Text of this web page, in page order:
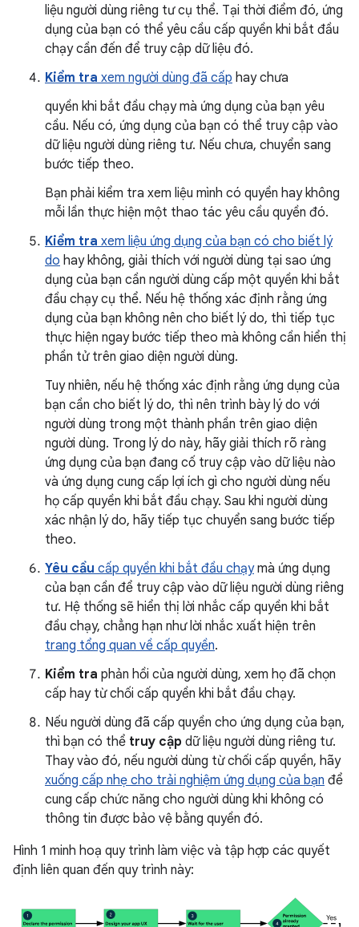
liệu người dùng riêng tư cụ thể. Tại thời điểm đó, ứng
dụng của bạn có thể yêu cầu cấp quyền khi bắt đầu
chạy cần đến để truy cập dữ liệu đó.
Kiểm tra xem người dùng đã cấp hay chưa
quyền khi bắt đầu chạy mà ứng dụng của bạn yêu
cầu. Nếu có, ứng dụng của bạn có thể truy cập vào
dữ liệu người dùng riêng tư. Nếu chưa, chuyển sang
bước tiếp theo.
Bạn phải kiểm tra xem liệu mình có quyền hay không
mỗi lần thực hiện một thao tác yêu cầu quyền đó.
Kiểm tra xem liệu ứng dụng của bạn có cho biết lý
do hay không, giải thích với người dùng tại sao ứng
dụng của bạn cần người dùng cấp một quyền khi bắt
đầu chạy cụ thể. Nếu hệ thống xác định rằng ứng
dụng của bạn không nên cho biết lý do, thì tiếp tục
thực hiện ngay bước tiếp theo mà không cần hiển thị
phần tử trên giao diện người dùng.
Tuy nhiên, nếu hệ thống xác định rằng ứng dụng của
bạn cần cho biết lý do, thì nên trình bày lý do với
người dùng trong một thành phần trên giao diện
người dùng. Trong lý do này, hãy giải thích rõ ràng
ứng dụng của bạn đang cố truy cập vào dữ liệu nào
và ứng dụng cung cấp lợi ích gì cho người dùng nếu
họ cấp quyền khi bắt đầu chạy. Sau khi người dùng
xác nhận lý do, hãy tiếp tục chuyển sang bước tiếp
theo.
Yêu cầu cấp quyền khi bắt đầu chạymà ứng dụng
của bạn cần để truy cập vào dữ liệu người dùng riêng
tư. Hệ thống sẽ hiển thị lời nhắc cấp quyền khi bắt
đầu chạy, chẳng hạn như lời nhắc xuất hiện trên
trang tổng quan về cấp quyền.
Kiểm tra phản hồi của người dùng, xem họ đã chọn
cấp hay từ chối cấp quyền khi bắt đầu chạy.
Nếu người dùng đã cấp quyền cho ứng dụng của bạn,
thì bạn có thể truy cập dữ liệu người dùng riêng tư.
Thay vào đó, nếu người dùng từ chối cấp quyền, hãy
xuống cấp nhẹ cho trải nghiệm ứng dụng của bạn để
cung cấp chức năng cho người dùng khi không có
thông tin được bảo vệ bằng quyền đó.
Hình 1 minh hoạ quy trình làm việc và tập hợp các quyết
định liên quan đến quy trình này: